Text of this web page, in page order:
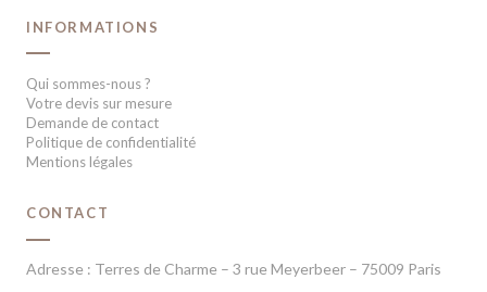
INFORMATIONS
Qui sommes-nous ?
Votre devis sur mesure
Demande de contact
Politique de confidentialité
Mentions légales
CONTACT
Adresse : Terres de Charme – 3 rue Meyerbeer – 75009 Paris